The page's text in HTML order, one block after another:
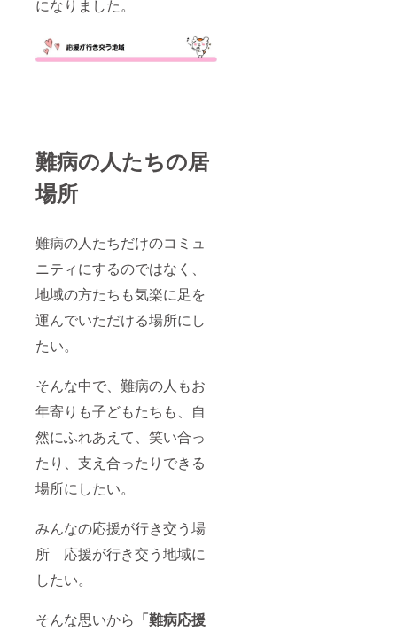
になりました。
難病の人たちの居
場所
難病の人たちだけのコミュ
ニティにするのではなく、
地域の方たちも気楽に足を
運んでいただける場所にし
たい。
そんな中で、難病の人もお
年寄りも子どもたちも、自
然にふれあえて、笑い合っ
たり、支え合ったりできる
場所にしたい。
みんなの応援が行き交う場
所 応援が行き交う地域に
したい。
そんな思いから 「難病応援